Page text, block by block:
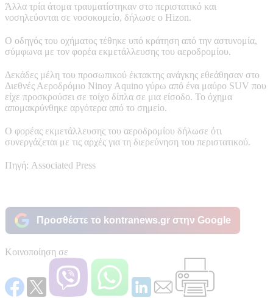
Άλλα τρία άτομα τραυματίστηκαν στο περιστατικό και
νοσηλεύονται σε νοσοκομείο, δήλωσε ο Hizon.
Ο οδηγός του οχήματος τέθηκε υπό κράτηση από την αστυνομία,
σύμφωνα με τον φορέα εκμετάλλευσης του αεροδρομίου.
Δεκάδες μέλη του προσωπικού έκτακτης ανάγκης εθεάθησαν στο
Διεθνές Αεροδρόμιο Ninoy Aquino γύρω από ένα μαύρο SUV που
είχε προσκρούσει σε τοίχο δίπλα σε μια είσοδο. Το όχημα
απομακρύνθηκε αργότερα από το σημείο.
Ο φορέας εκμετάλλευσης του αεροδρομίου δήλωσε ότι
συνεργάζεται με τις αρχές για τη διερεύνηση του περιστατικού.
Πηγή: Associated Press
Προσθέστε το kontranews.gr στην Google
Κοινοποίηση σε